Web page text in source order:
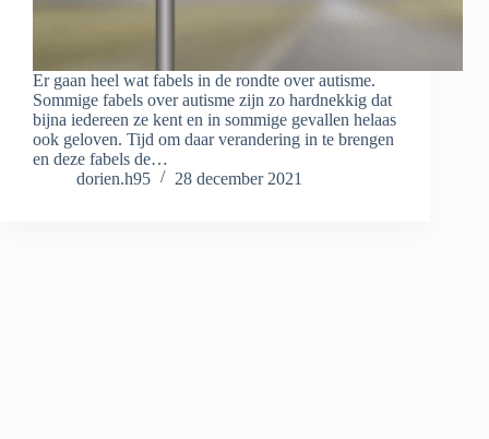
Er gaan heel wat fabels in de rondte over autisme.
Sommige fabels over autisme zijn zo hardnekkig dat
bijna iedereen ze kent en in sommige gevallen helaas
ook geloven. Tijd om daar verandering in te brengen
en deze fabels de…
dorien.h95
28 december 2021